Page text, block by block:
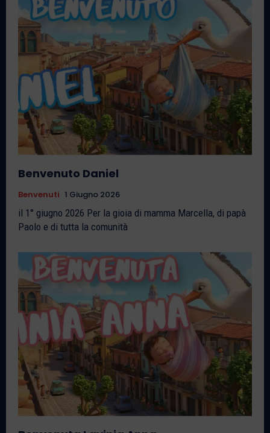
Benvenuto Daniel
Benvenuti 1 Giugno 2026
il 1° giugno 2026 Per la gioia di mamma Marcella, di papà
Paolo e di tutta la comunità